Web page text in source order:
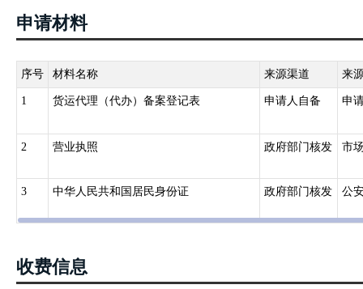
产管理制度等。
申请材料
序号 材料名称 来源渠道 来
1 货运代理（代办）备案登记表 申请人自备 申
2 营业执照 政府部门核发 市
3 中华人民共和国居民身份证 政府部门核发 公
收费信息